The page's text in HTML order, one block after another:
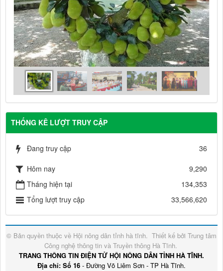
THỐNG KÊ LƯỢT TRUY CẬP
Đang truy cập 36
Hôm nay
9,290
Tháng hiện tại
134,353
Tổng lượt truy cập
33,566,620
© Bản quyền thuộc về Hội nông dân tỉnh hà tĩnh. Thiết kế bởi Trung tâm
Công nghệ thông tin và Truyền thông Hà Tĩnh.
TRANG THÔNG TIN ĐIỆN TỬ HỘI NÔNG DÂN TỈNH HÀ TĨNH.
Địa chỉ: Số 16 - Đường Võ Liêm Sơn - TP Hà Tĩnh.